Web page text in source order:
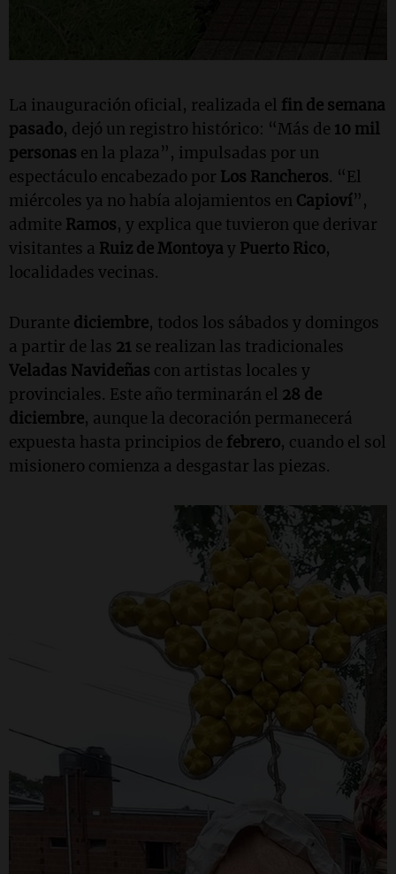
La inauguración oficial, realizada el fin de semana
pasado, dejó un registro histórico: “Más de 10 mil
personas en la plaza”, impulsadas por un
espectáculo encabezado por Los Rancheros. “El
miércoles ya no había alojamientos en Capioví”,
admite Ramos, y explica que tuvieron que derivar
visitantes a Ruiz de Montoya y Puerto Rico,
localidades vecinas.
Durante diciembre, todos los sábados y domingos
a partir de las 21 se realizan las tradicionales
Veladas Navideñas con artistas locales y
provinciales. Este año terminarán el 28 de
diciembre, aunque la decoración permanecerá
expuesta hasta principios de febrero, cuando el sol
misionero comienza a desgastar las piezas.